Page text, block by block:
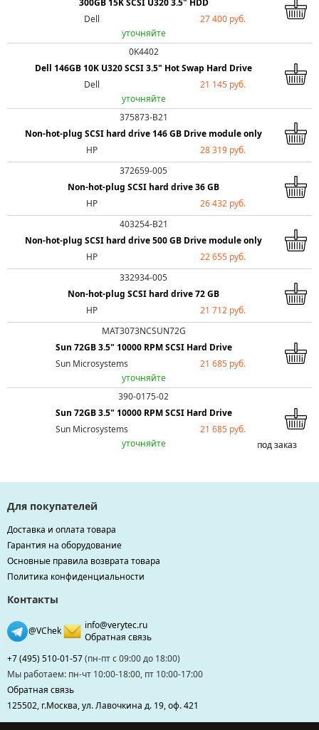
300GB 15K SCSI U320 3.5" HDD
Dell
27 400 руб.
уточняйте
0K4402
Dell 146GB 10K U320 SCSI 3.5" Hot Swap Hard Drive
Dell
21 145 руб.
уточняйте
375873-B21
Non-hot-plug SCSI hard drive 146 GB Drive module only
HP
28 319 руб.
под заказ
372659-005
Non-hot-plug SCSI hard drive 36 GB
HP
26 432 руб.
под заказ
403254-B21
Non-hot-plug SCSI hard drive 500 GB Drive module only
HP
22 655 руб.
под заказ
332934-005
Non-hot-plug SCSI hard drive 72 GB
HP
21 712 руб.
под заказ
MAT3073NCSUN72G
Sun 72GB 3.5" 10000 RPM SCSI Hard Drive
Sun Microsystems
21 685 руб.
уточняйте
390-0175-02
Sun 72GB 3.5" 10000 RPM SCSI Hard Drive
Sun Microsystems
21 685 руб.
уточняйте
Для покупателей
Доставка и оплата товара
Гарантия на оборудование
Основные правила возврата товара
Политика конфиденциальности
Контакты
@VChek
info@verytec.ru
Обратная связь
+7 (495) 510-01-57(пн-пт с 09:00 до 18:00)
Мы работаем: пн-чт 10:00-18:00, пт 10:00-17:00
Обратная связь
125502, г.Москва, ул. Лавочкина д. 19, оф. 421